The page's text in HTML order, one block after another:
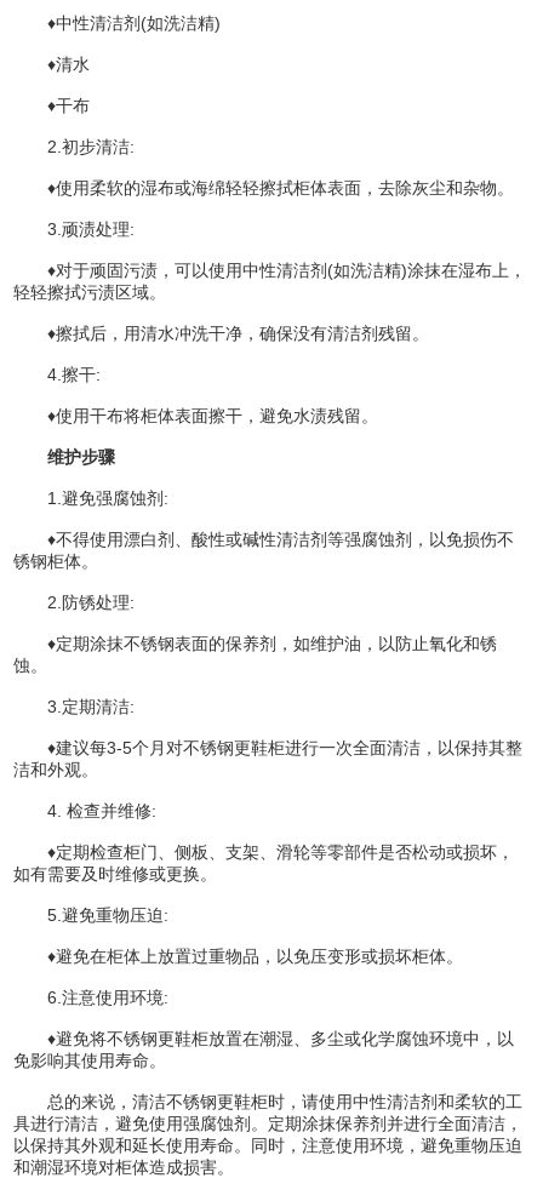
♦中性清洁剂(如洗洁精)
♦清水
♦干布
2.初步清洁:
♦使用柔软的湿布或海绵轻轻擦拭柜体表面，去除灰尘和杂物。
3.顽渍处理:
♦对于顽固污渍，可以使用中性清洁剂(如洗洁精)涂抹在湿布上，
轻轻擦拭污渍区域。
♦擦拭后，用清水冲洗干净，确保没有清洁剂残留。
4.擦干:
♦使用干布将柜体表面擦干，避免水渍残留。
维护步骤
1.避免强腐蚀剂:
♦不得使用漂白剂、酸性或碱性清洁剂等强腐蚀剂，以免损伤不
锈钢柜体。
2.防锈处理:
♦定期涂抹不锈钢表面的保养剂，如维护油，以防止氧化和锈
蚀。
3.定期清洁:
♦建议每3-5个月对不锈钢更鞋柜进行一次全面清洁，以保持其整
洁和外观。
4. 检查并维修:
♦定期检查柜门、侧板、支架、滑轮等零部件是否松动或损坏，
如有需要及时维修或更换。
5.避免重物压迫:
♦避免在柜体上放置过重物品，以免压变形或损坏柜体。
6.注意使用环境:
♦避免将不锈钢更鞋柜放置在潮湿、多尘或化学腐蚀环境中，以
免影响其使用寿命。
总的来说，清洁不锈钢更鞋柜时，请使用中性清洁剂和柔软的工
具进行清洁，避免使用强腐蚀剂。定期涂抹保养剂并进行全面清洁，
以保持其外观和延长使用寿命。同时，注意使用环境，避免重物压迫
和潮湿环境对柜体造成损害。